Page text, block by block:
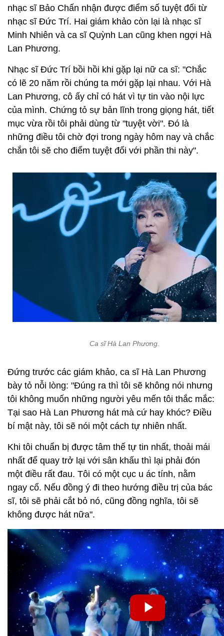
nhạc sĩ Bảo Chấn nhận được điểm số tuyệt đối từ
nhạc sĩ Đức Trí. Hai giám khảo còn lại là nhạc sĩ
Minh Nhiên và ca sĩ Quỳnh Lan cũng khen ngợi Hà
Lan Phương.
Nhạc sĩ Đức Trí bồi hồi khi gặp lại nữ ca sĩ: "Chắc
có lẽ 20 năm rồi chúng ta mới gặp lại nhau. Với Hà
Lan Phương, cô ấy chỉ có hát vì tự tin vào nội lực
của mình. Chứng tỏ sự bản lĩnh trong giọng hát, tiết
mục vừa rồi tôi phải dùng từ "tuyệt vời". Đó là
những điều tôi chờ đợi trong ngày hôm nay và chắc
chắn tôi sẽ cho điểm tuyệt đối với phần thi này".
Ca sĩ Hà Lan Phương.
Đứng trước các giám khảo, ca sĩ Hà Lan Phương
bày tỏ nỗi lòng: "Đúng ra thì tôi sẽ không nói nhưng
tôi không muốn những người yêu mến tôi thắc mắc:
Tại sao Hà Lan Phương hát mà cứ hay khóc? Điều
bí mật này, tôi sẽ nói một cách tự nhiên nhất.
Khi tôi chuẩn bị được tâm thế tự tin nhất, thoải mái
nhất để quay trở lại với sân khấu thì lại phải đón
một điều rất đau. Tôi có một cục u ác tính, nằm
ngay cổ. Nếu đồng ý đi theo hướng điều trị của bác
sĩ, tôi sẽ phải cắt bỏ nó, cũng đồng nghĩa, tôi sẽ
không được hát nữa".